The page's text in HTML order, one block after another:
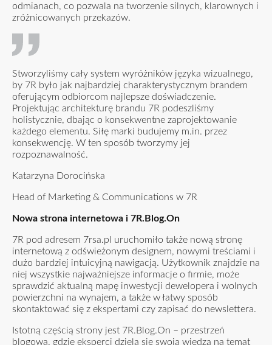
odmianach, co pozwala na tworzenie silnych, klarownych i
zróżnicowanych przekazów.
Stworzyliśmy cały system wyróżników języka wizualnego,
by 7R było jak najbardziej charakterystycznym brandem
oferującym odbiorcom najlepsze doświadczenie.
Projektując architekturę brandu 7R podeszliśmy
holistycznie, dbając o konsekwentne zaprojektowanie
każdego elementu. Siłę marki budujemy m.in. przez
konsekwencję. W ten sposób tworzymy jej
rozpoznawalność.
Katarzyna Dorocińska
Head of Marketing & Communications w 7R
Nowa strona internetowa i 7R.Blog.On
7R pod adresem 7rsa.pl
uruchomiło także nową stronę
internetową z odświeżonym designem, nowymi treściami i
dużo bardziej intuicyjną nawigacją. Użytkownik znajdzie na
niej wszystkie najważniejsze informacje o firmie, może
sprawdzić aktualną mapę inwestycji dewelopera i wolnych
powierzchni na wynajem, a także w łatwy sposób
skontaktować się z ekspertami czy zapisać do newslettera.
Istotną częścią strony jest 7R.Blog.On – przestrzeń
blogowa, gdzie eksperci dzielą się swoją wiedzą na temat